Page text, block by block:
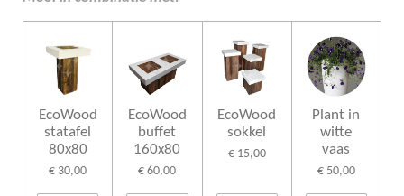
EcoWood
statafel
80x80
€ 30,00
EcoWood
buffet
160x80
€ 60,00
EcoWood
sokkel
€ 15,00
Plant in
witte
vaas
€ 50,00